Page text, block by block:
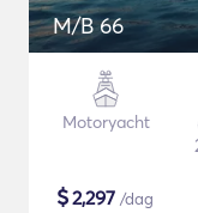
M/B 66
Motoryacht
$2,297 /dag